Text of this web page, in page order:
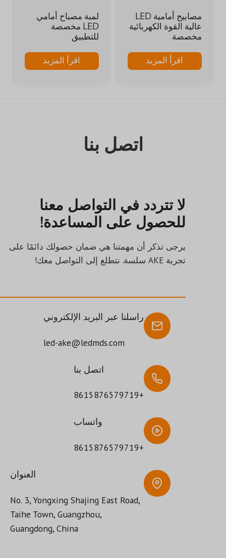
مصابيح أمامية LED
عالية القوة الكهربائية
مخصصة
اقرأ المزيد
لمبة مصباح أمامي
LED مخصصة
للتطبيق
اقرأ المزيد
اتصل بنا
لا تتردد في التواصل معنا
للحصول على المساعدة!
يرجى تذكر أن مهمتنا هي ضمان حصولك دائمًا على
تجربة AKE سلسة. نتطلع إلى التواصل معك!
راسلنا عبر البريد الإلكتروني
led-ake@ledmds.com
اتصل بنا
+8615876579719
واتساب
+8615876579719
العنوان
No. 3, Yongxing Shajing East Road,
Taihe Town, Guangzhou,
Guangdong, China